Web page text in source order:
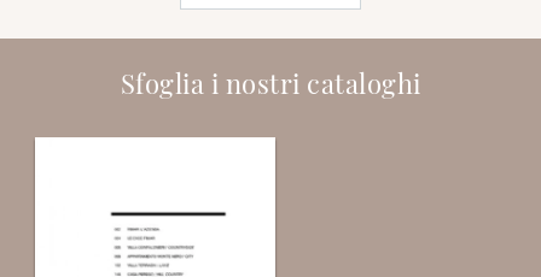
Sfoglia i nostri cataloghi